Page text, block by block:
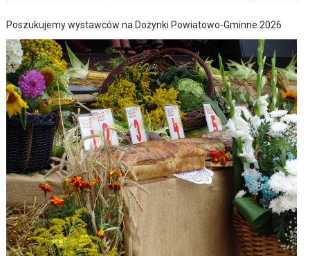
Poszukujemy wystawców na Dożynki Powiatowo-Gminne 2026